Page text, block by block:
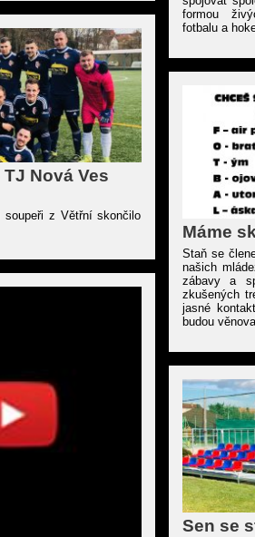
Nová Ves
soupeři z Větřní skončilo
formou
fotbalu a
Máme
Staň se
našich
zábavy a
zkušených
jasné
budou
Sen se